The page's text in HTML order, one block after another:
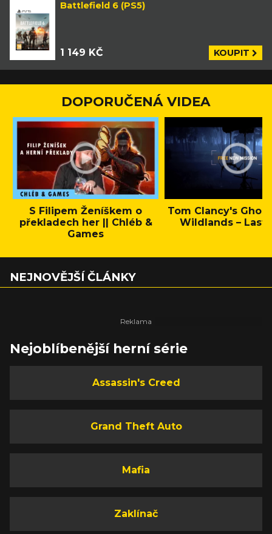
Battlefield 6 (PS5)
1 149 KČ KOUPIT
DOPORUČENÁ VIDEA
S Filipem Ženíškem o
překladech her || Chléb &
Games
Tom Clancy's
Wildlands – Last
NEJNOVĚJŠÍ ČLÁNKY
Nejoblíbenější herní série
Assassin's Creed
Grand Theft Auto
Mafia
Zaklínač